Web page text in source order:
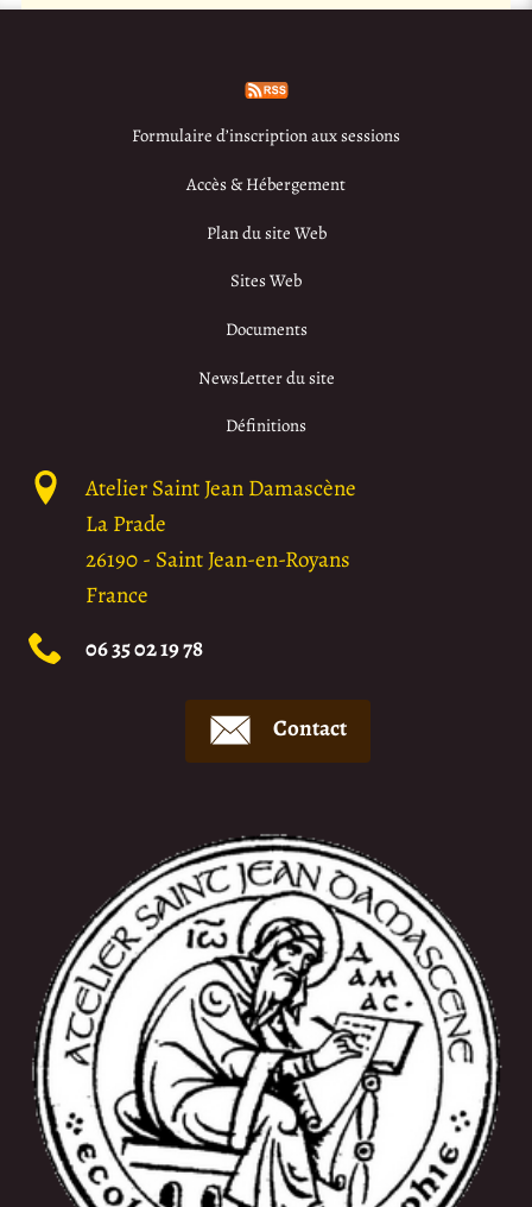
Formulaire d’inscription aux sessions
Accès & Hébergement
Plan du site Web
Sites Web
Documents
NewsLetter du site
Définitions
Atelier Saint Jean Damascène
La Prade
26190- Saint Jean-en-Royans
France
06 35 02 19 78
Contact